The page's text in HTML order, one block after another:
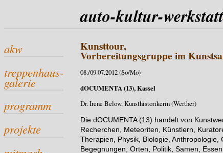
auto-kultur-werkstatt
akw
treppenhaus-
galerie
programm
projekte
Kunsttour,
Vorbereitungsgruppe im
08./09.07.2012 (So/Mo)
dOCUMENTA (13), Kassel
Dr. Irene Below, Kunsthistorikerin (Werther)
Die dOCUMENTA (13) handelt von
Recherchen, Meteoriten, Künstlern,
Therapien, Physik, Biologie,
Begegnungen, Orten, Politik, Samen,